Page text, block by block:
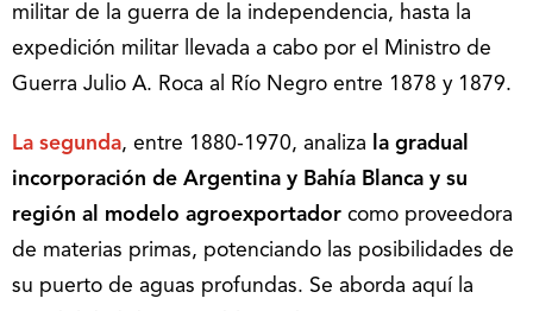
militar de la guerra de la independencia, hasta la
expedición militar llevada a cabo por el Ministro de
Guerra Julio A. Roca al Río Negro entre 1878 y 1879.
La segunda, entre 1880-1970, analiza
la gradual
incorporación de Argentina y Bahía Blanca y su
región al modelo agroexportador como proveedora
de materias primas, potenciando las posibilidades de
su puerto de aguas profundas. Se aborda aquí la